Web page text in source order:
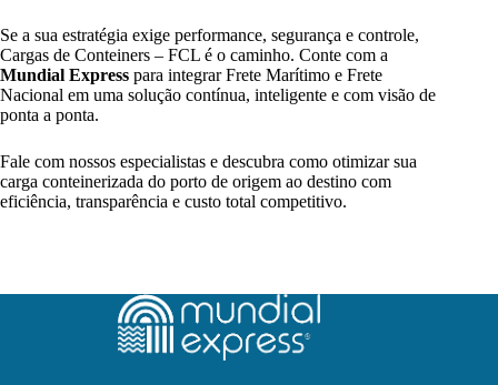
Se a sua estratégia exige performance, segurança e controle,
Cargas de Conteiners – FCL é o caminho. Conte com a
Mundial Express para integrar Frete Marítimo e Frete
Nacional em uma solução contínua, inteligente e com visão de
ponta a ponta.
Fale com nossos especialistas e descubra como otimizar sua
carga conteinerizada do porto de origem ao destino com
eficiência, transparência e custo total competitivo.